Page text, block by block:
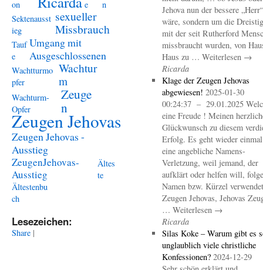
on
e
n
Sektenausst
ieg
sexueller
Missbrauch
Tauf
e
Umgang mit
Ausgeschlossenen
Wachtturmo
pfer
Wachtur
m
Wachturm-
Opfer
Zeuge
n
Zeugen Jehovas
Zeugen Jehovas -
Ausstieg
ZeugenJehovas-
Ausstieg
Ältes
te
Ältestenbu
ch
Lesezeichen:
Share |
Jehova nun der bessere „Herr“
wäre, sondern um die
mit der seit Rutherford
missbraucht wurden, von
Haus zu … Weiterlesen →
Ricarda
Klage der Zeugen Jehovas
abgewiesen! 2025-01-30
00:24:37 – 29.01.2025
eine Freude ! Meinen
Glückwunsch zu diesem
Erfolg. Es geht wieder
eine angebliche Namens-
Verletzung, weil jemand, der
aufklärt oder helfen will,
Namen bzw. Kürzel
Zeugen Jehovas, Jehovas
… Weiterlesen →
Ricarda
Silas Koke – Warum gibt es
unglaublich viele christliche
Konfessionen? 2024-12-29